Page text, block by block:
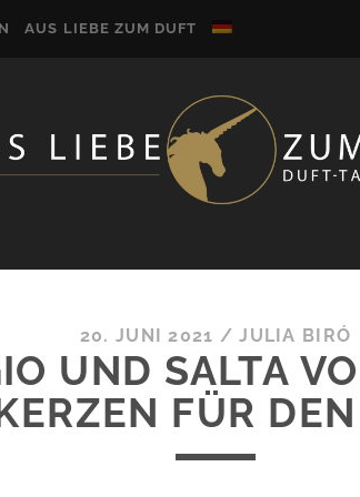
AUS LIEBE ZUM DUFT
20. JUNI 2021 /JULIA BIRÓ
UND SALTA
FÜR